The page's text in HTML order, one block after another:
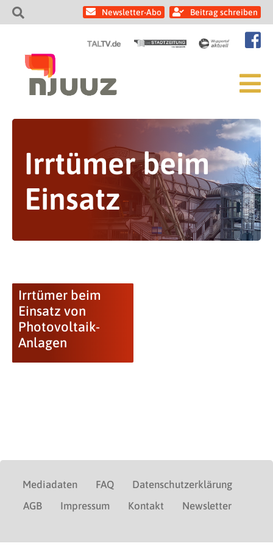
Newsletter-Abo Beitrag schreiben
Irrtümer beim
Einsatz
Irrtümer beim
Einsatz von
Photovoltaik-
Anlagen
Mediadaten FAQ
Datenschutzerklärung
AGB
Impressum Kontakt Newsletter